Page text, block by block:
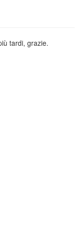
tardi, grazie.